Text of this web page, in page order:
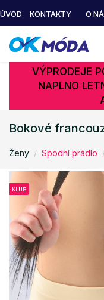
ÚVOD KONTAKTY O
VÝPRODEJE
NAPLNO
Bokové
Ženy Spodní prádlo
KLUB